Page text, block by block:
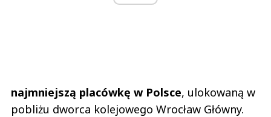
najmniejszą placówkę w Polsce, ulokowaną w
pobliżu dworca kolejowego Wrocław Główny.